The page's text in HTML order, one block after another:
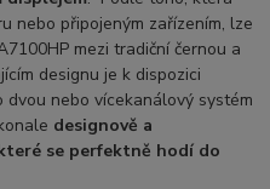
nebo připojeným zařízením, lze
mezi tradiční černou a
designu je k dispozici
nebo vícekanálový systém
designově a
se perfektně hodí do